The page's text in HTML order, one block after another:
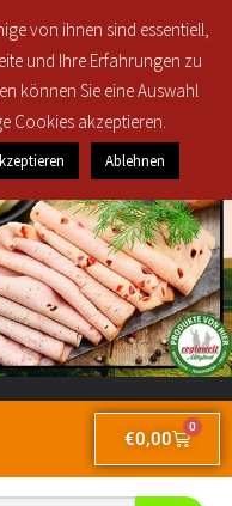
für nur 2,50€!
€0,00
0
von ihnen sind essentiell,
und Ihre Erfahrungen zu
können Sie eine Auswahl
Cookies akzeptieren.
Ablehnen